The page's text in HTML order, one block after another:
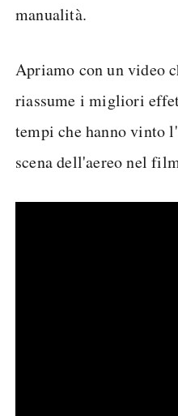
manualità.
Apriamo con un video
riassume i migliori
tempi che hanno vinto
scena dell'aereo nel